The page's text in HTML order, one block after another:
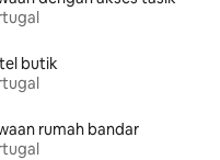
butik
rumah bandar